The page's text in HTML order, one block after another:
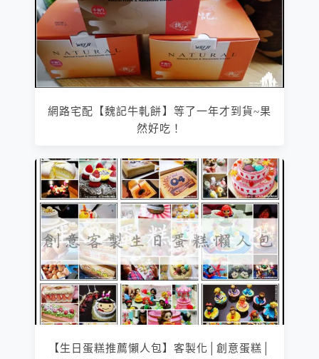
網路宅配【魏記牛軋餅】等了一年才到貨~果
然好吃！
【生日蛋糕推薦懶人包】客製化│創意蛋糕│